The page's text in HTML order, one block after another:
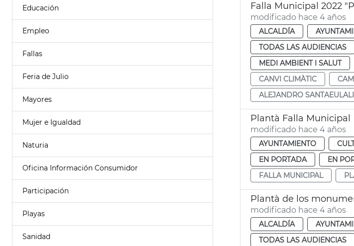
Educación
Empleo
Fallas
Feria de Julio
Mayores
Mujer e Igualdad
Naturia
Oficina Información Consumidor
Participación
Playas
Sanidad
Falla Municipal 2022
modificado hace 4 años
ALCALDÍA
TODAS LAS AUDIENCIAS
MEDI AMBIENT I SALUT
CANVI CLIMÀTIC
ALEJANDRO
Plantà Falla Municipal
modificado hace 4 años
AYUNTAMIENTO
EN PORTADA
EN
FALLA MUNICIPAL
Plantà de los
modificado hace 4 años
ALCALDÍA
TODAS LAS AUDIENCIAS